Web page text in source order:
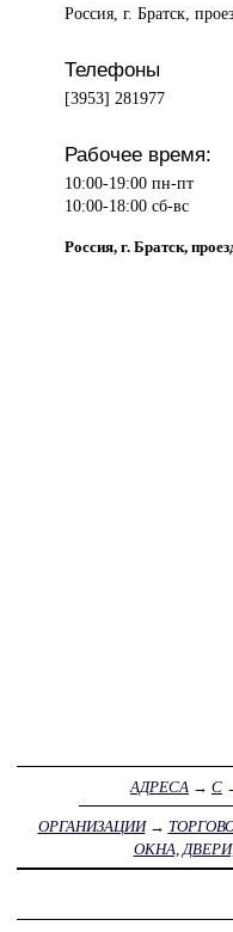
Россия, г. Братск,
Телефоны
[3953] 281977
Рабочее время:
10:00-19:00 пн-пт
10:00-18:00 сб-вс
Россия, г. Братск,
АДРЕСА → С
ОРГАНИЗАЦИИ→
ОКНА,